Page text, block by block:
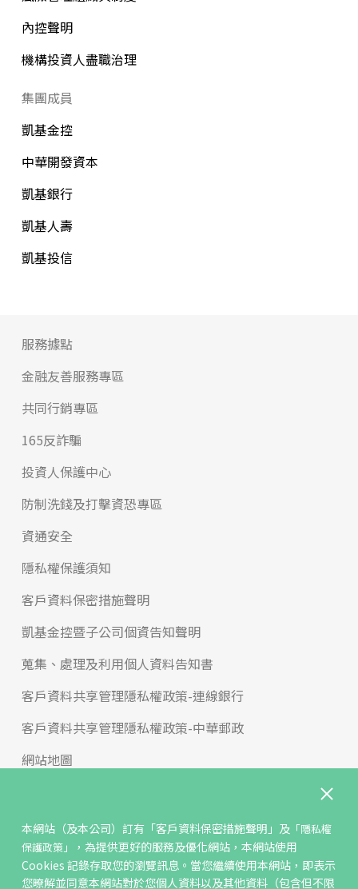
本網站（及本公司）訂有 「客戶資料保密措施聲明」 及「隱私權
保護政策」
，為提供更好的服務及優化網站，本網站使用
Cookies 記錄存取您的瀏覽訊息。當您繼續使用本網站，即表示
您暸解並同意本網站對於您個人資料以及其他資料（包含但不限
內控聲明
機構投資人盡職治理
集團成員
凱基金控
中華開發資本
凱基銀行
凱基人壽
凱基投信
服務據點
金融友善服務專區
共同行銷專區
165反詐騙
投資人保護中心
防制洗錢及打擊資恐專區
資通安全
隱私權保護須知
客戶資料保密措施聲明
凱基金控暨子公司個資告知聲明
蒐集、處理及利用個人資料告知書
客戶資料共享管理隱私權政策-連線銀行
客戶資料共享管理隱私權政策-中華郵政
網站地圖
免責聲明
聯絡我們